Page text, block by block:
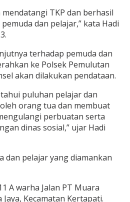
TKP dan berhasil
dan pelajar,” kata Hadi
terhadap pemuda dan
ke Polsek Pemulutan
akan dilakukan pendataan.
puluhan pelajar dan
orang tua dan membuat
perbuatan serta
dinas sosial,” ujar Hadi
dan pelajar yang diamankan
A warha Jalan PT Muara
Kecamatan Kertapati.